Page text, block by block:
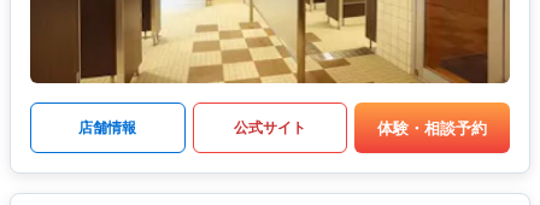
店舗情報 公式サイト 体験・相談予約